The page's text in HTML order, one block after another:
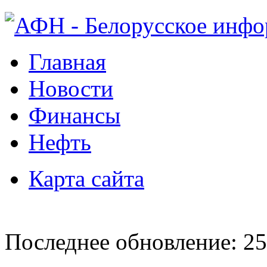
Главная
Новости
Финансы
Нефть
Карта сайта
Последнее обновление: